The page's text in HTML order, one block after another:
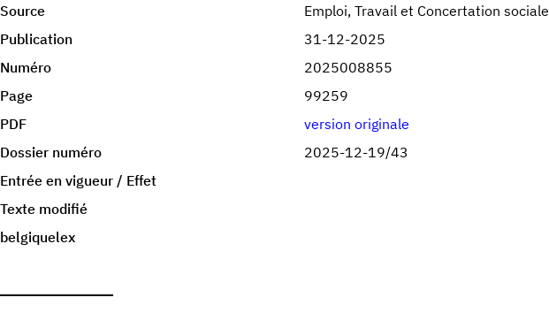
Source
Emploi, Travail et Concertation sociale
Publication
31-12-2025
Numéro
2025008855
Page
99259
PDF
version originale
Dossier numéro
2025-12-19/43
Entrée en vigueur / Effet
Texte modifié
belgiquelex